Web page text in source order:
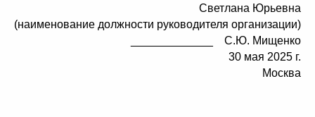
Светлана Юрьевна
(наименование должности руководителя организации)
_____________ С.Ю. Мищенко
30 мая 2025 г.
Москва